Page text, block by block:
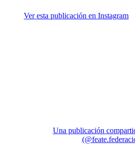
Ver esta publicación en Instagram
Una publicación